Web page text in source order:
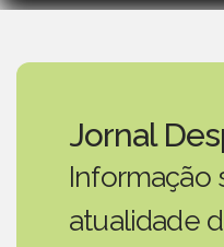
Jornal
Informação
atualidade